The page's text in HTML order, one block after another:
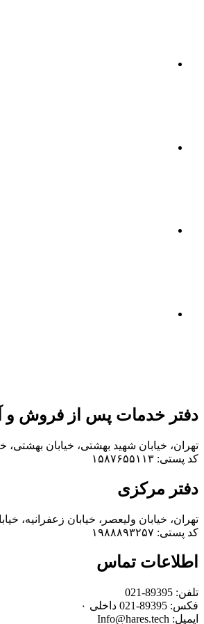
دفتر خدمات پس از فروش و
تهران، خیابان شهید بهشتی، خیابان بهشتی،
کد پستی: ۱۵۸۷۶۵۵۱۱۳
دفتر مرکزی
تهران، خیابان ولیعصر، خیابان زعفرانیه،
کد پستی: ۱۹۸۸۸۹۳۲۵۷
اطلاعات تماس
تلفن: 89395-021
فکس: 89395-021 داخلی ۰
ایمیل: Info@hares.tech